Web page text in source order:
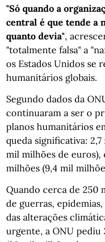
"Só quando a
central é que tende a
quanto devia",
"totalmente falsa" a
os Estados Unidos se
humanitários globais.
Segundo dados da
continuaram a ser o
planos humanitários
queda significativa:
mil milhões de euros),
milhões (9,4 mil
Quando cerca de 250
de guerras,
das alterações
urgente, a ONU pediu